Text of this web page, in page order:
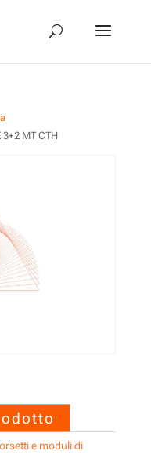
MT CTH
e moduli di